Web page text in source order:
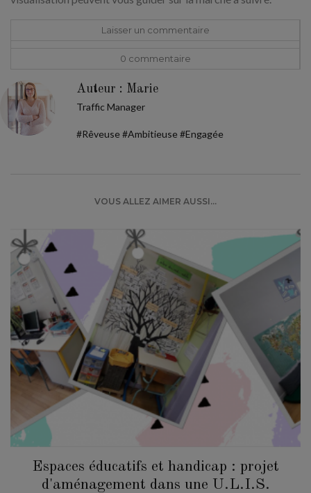
Laisser un commentaire
0 commentaire
Auteur : Marie
Traffic Manager
#Rêveuse #Ambitieuse #Engagée
VOUS ALLEZ AIMER AUSSI...
Espaces éducatifs et handicap : projet
d'aménagement dans une U.L.I.S.